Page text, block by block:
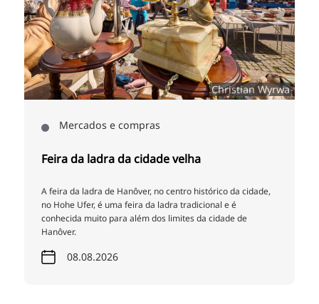
Christian Wyrwa
Mercados e compras
Feira da ladra da cidade velha
A feira da ladra de Hanôver, no centro histórico da cidade,
no Hohe Ufer, é uma feira da ladra tradicional e é
conhecida muito para além dos limites da cidade de
Hanôver.
08.08.2026